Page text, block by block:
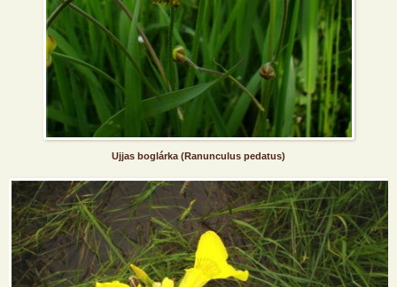
Ujjas boglárka (Ranunculus pedatus)